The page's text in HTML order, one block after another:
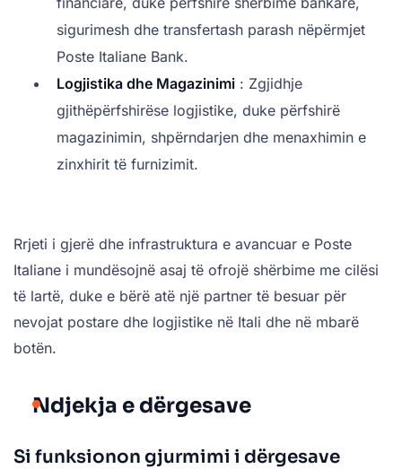
sigurimesh dhe transfertash parash nëpërmjet
Poste Italiane Bank.
Logjistika dhe Magazinimi : Zgjidhje
gjithëpërfshirëse logjistike, duke përfshirë
magazinimin, shpërndarjen dhe menaxhimin e
zinxhirit të furnizimit.
Rrjeti i gjerë dhe infrastruktura e avancuar e Poste
Italiane i mundësojnë asaj të ofrojë shërbime me cilësi
të lartë, duke e bërë atë një partner të besuar për
nevojat postare dhe logjistike në Itali dhe në mbarë
botën.
Ndjekja e dërgesave
Si funksionon gjurmimi i dërgesave